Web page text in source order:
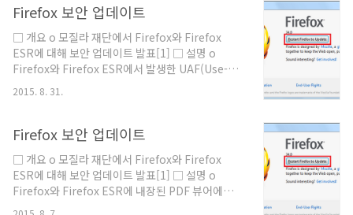
버전제품명영향 받는 버전해결 버전Firefox49.0
이전버전49.0Firefox ESR(Extended Support
Release)45.4 이전버전45.4 □ 해결 방안 o
Firefox를 실행하여 메뉴버튼을 클릭하고, 도움말
클릭 후 “Firefox 정보” 선택 o Firefox 정보 창이
열리면 자동으로 업데이트를 확인하고 새버전 다운
Firefox 보안 업데이트
□ 개요 o 모질라 재단에서 Firefox와 Firefox
ESR에 대해 보안 업데이트 발표[1] □ 설명 o
Firefox와 Firefox ESR에서 발생한 UAF(Use-
와 Firefox ESR의 Add-on 기능에서 발생한 보안
영향 받는 제품 및 버전제품명영향 받는 버전해결
버전Firefox40.0.3 이전버전40.0.3Firefox
ESR(Extended Support Release)38.2.1 이전
버전38.2.1 □ 해결 방안 o Firefox를 실행하여 메
뉴버튼을 클릭하고, 도움말 클릭 후 “Firefox 정보”
선택 o Firefox 정보 창이 열리면 자동으..
2015. 8. 31.
Firefox 보안 업데이트
□ 개요 o 모질라 재단에서 Firefox와 Firefox
ESR에 대해 보안 업데이트 발표[1] □ 설명 o
Firefox와 Firefox ESR에 내장된 PDF 뷰어에서